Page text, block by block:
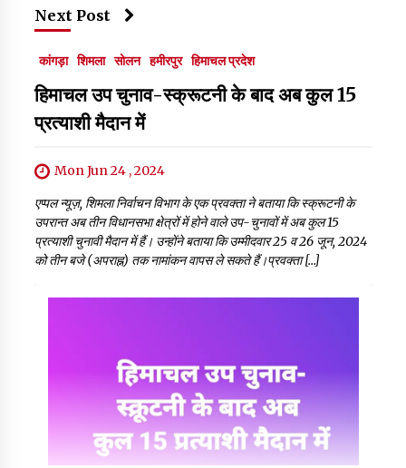
Next Post
कांगड़ा शिमला सोलन हमीरपुर हिमाचल प्रदेश
हिमाचल उप चुनाव-स्क्रूटनी के बाद अब कुल 15
प्रत्याशी मैदान में
Mon Jun 24 , 2024
एप्पल न्यूज़, शिमला निर्वाचन विभाग के एक प्रवक्ता ने बताया कि स्क्रूटनी के
उपरान्त अब तीन विधानसभा क्षेत्रों में होने वाले उप-चुनावों में अब कुल 15
प्रत्याशी चुनावी मैदान में हैं। उन्होंने बताया कि उम्मीदवार 25 व 26 जून, 2024
को तीन बजे (अपराह्न) तक नामांकन वापस ले सकते हैं।प्रवक्ता […]